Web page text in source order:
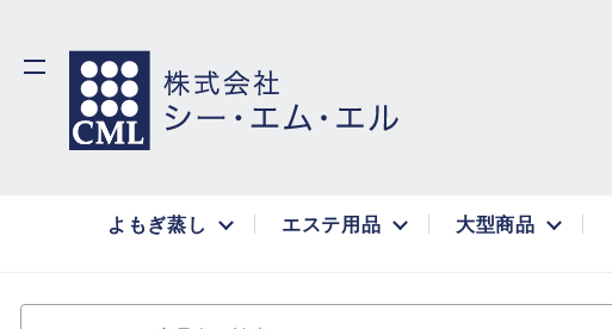
よもぎ蒸し エステ用品 大型商品